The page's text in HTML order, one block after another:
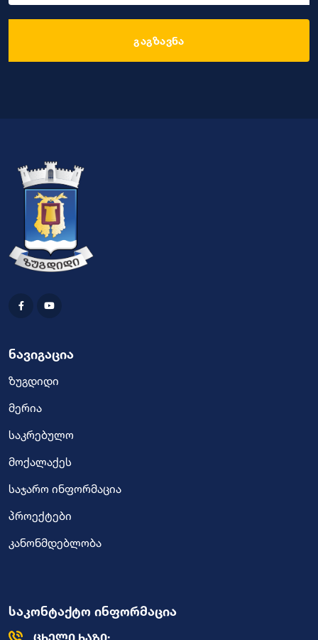
გაგზავნა
ნავიგაცია
ზუგდიდი
მერია
საკრებულო
მოქალაქეს
საჯარო ინფორმაცია
პროექტები
კანონმდებლობა
საკონტაქტო ინფორმაცია